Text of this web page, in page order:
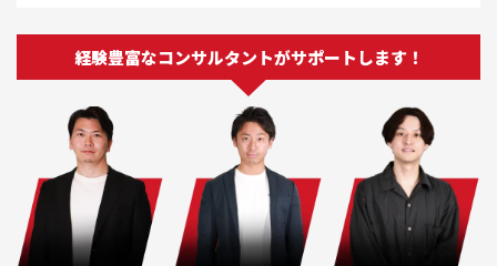
経験豊富なコンサルタントがサポートします！